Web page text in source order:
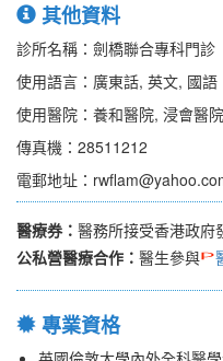
其他資料
診所名稱：劍橋聯合專科門診
使用語言：廣東話, 英文, 國語
使用醫院：養和醫院, 浸會醫院
傳真機：28511212
電郵地址：
醫療券： 醫務所接受香港政府
公私營醫療合作： 醫生參與
專業資格